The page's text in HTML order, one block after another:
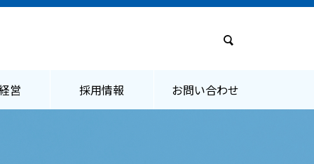
営 採用情報 お問い合わせ